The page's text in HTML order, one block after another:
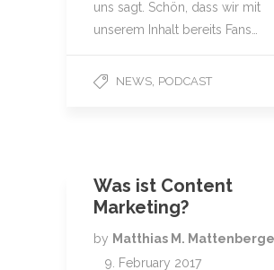
uns sagt. Schön, dass wir mit
unserem Inhalt bereits Fans…
NEWS PODCAST
Was ist Content
Marketing?
by Matthias M.
9. February 2017